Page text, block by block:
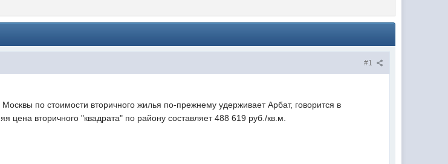
#1
по стоимости вторичного жилья по-прежнему удерживает Арбат, говорится в
вторичного "квадрата" по району составляет 488 619 руб./кв.м.